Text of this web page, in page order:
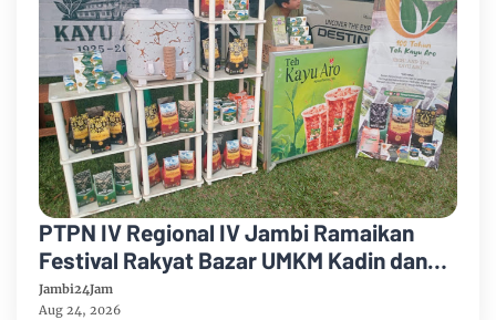
PTPN IV Regional IV Jambi Ramaikan
Festival Rakyat Bazar UMKM Kadin dan
Korem 042/Garuda Putih
Jambi24Jam
Aug 24, 2026